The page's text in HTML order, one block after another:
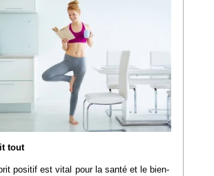
tout
positif est vital pour la santé et le bien-